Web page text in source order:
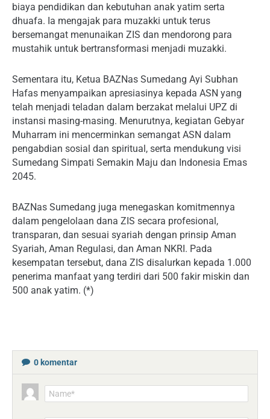
biaya pendidikan dan kebutuhan anak yatim serta
dhuafa. Ia mengajak para muzakki untuk terus
bersemangat menunaikan ZIS dan mendorong para
mustahik untuk bertransformasi menjadi muzakki.
Sementara itu, Ketua BAZNas Sumedang Ayi Subhan
Hafas menyampaikan apresiasinya kepada ASN yang
telah menjadi teladan dalam berzakat melalui UPZ di
instansi masing-masing. Menurutnya, kegiatan Gebyar
Muharram ini mencerminkan semangat ASN dalam
pengabdian sosial dan spiritual, serta mendukung visi
Sumedang Simpati Semakin Maju dan Indonesia Emas
2045.
BAZNas Sumedang juga menegaskan komitmennya
dalam pengelolaan dana ZIS secara profesional,
transparan, dan sesuai syariah dengan prinsip Aman
Syariah, Aman Regulasi, dan Aman NKRI. Pada
kesempatan tersebut, dana ZIS disalurkan kepada 1.000
penerima manfaat yang terdiri dari 500 fakir miskin dan
500 anak yatim. (*)
0 komentar
Name*